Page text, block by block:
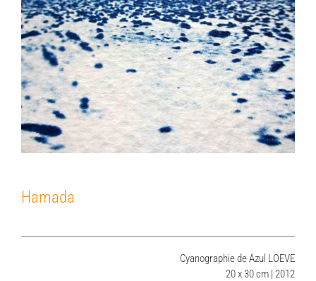
Hamada
Cyanographie de Azul LOEVE
20 x 30 cm | 2012